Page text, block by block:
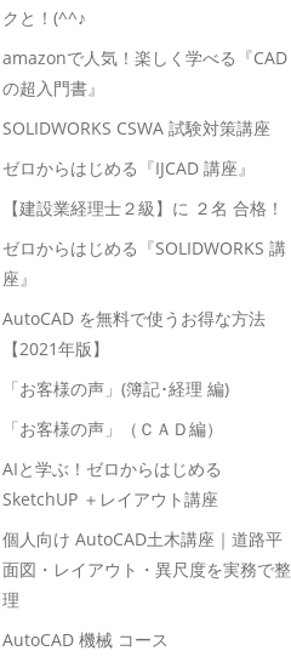
クと！(^^♪
amazonで人気！楽しく学べる『CAD
の超入門書』
SOLIDWORKS CSWA 試験対策講座
ゼロからはじめる『IJCAD 講座』
【建設業経理士２級】に ２名 合格！
ゼロからはじめる『SOLIDWORKS 講
座』
AutoCAD を無料で使うお得な方法
【2021年版】
「お客様の声」(簿記･経理 編)
「お客様の声」（ＣＡＤ編）
AIと学ぶ！ゼロからはじめる
SketchUP ＋レイアウト講座
個人向け AutoCAD土木講座｜道路平
面図・レイアウト・異尺度を実務で整
理
AutoCAD 機械 コース